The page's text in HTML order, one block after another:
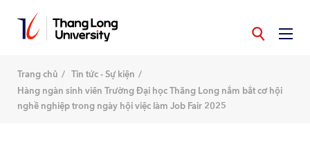
dungTrang chủ
Tin tức - Sự kiện
Hàng ngàn sinh viên Trường Đại học Thăng Long nắm bắt cơ hội
nghề nghiệp trong ngày hội việc làm Job Fair 2025